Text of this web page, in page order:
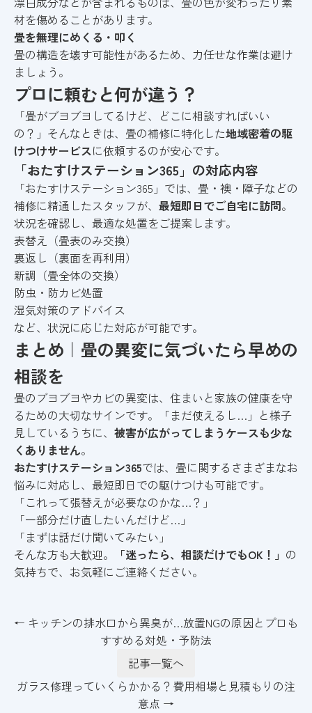
材を傷めることがあります。
畳を無理にめくる・叩く
畳の構造を壊す可能性があるため、力任せな作業は避け
ましょう。
プロに頼むと何が違う？
「畳がブヨブヨしてるけど、どこに相談すればいい
の？」そんなときは、畳の補修に特化した地域密着の駆
けつけサービスに依頼するのが安心です。
「おたすけステーション365」の対応内容
「おたすけステーション365」では、畳・襖・障子などの
補修に精通したスタッフが、 最短即日でご自宅に訪問。
状況を確認し、最適な処置をご提案します。
表替え（畳表のみ交換）
裏返し（裏面を再利用）
新調（畳全体の交換）
防虫・防カビ処置
湿気対策のアドバイス
など、状況に応じた対応が可能です。
まとめ｜畳の異変に気づいたら早めの
相談を
畳のブヨブヨやカビの異変は、住まいと家族の健康を守
るための大切なサインです。「まだ使えるし…」と様子
見しているうちに、 被害が広がってしまうケースも少な
くありません。
おたすけステーション365では、畳に関するさまざまなお
悩みに対応し、最短即日での駆けつけも可能です。
「これって張替えが必要なのかな…？」
「一部分だけ直したいんだけど…」
「まずは話だけ聞いてみたい」
そんな方も大歓迎。
「迷ったら、相談だけでもOK！」 の
気持ちで、お気軽にご連絡ください。
← キッチンの排水口から異臭が…放置NGの原因とプロも
すすめる対処・予防法
記事一覧へ
ガラス修理っていくらかかる？費用相場と見積もりの注
意点 →